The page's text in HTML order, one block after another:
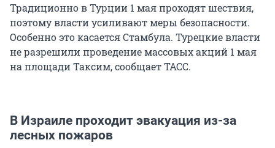
Традиционно в Турции 1 мая проходят шествия,
поэтому власти усиливают меры безопасности.
Особенно это касается Стамбула. Турецкие власти
не разрешили проведение массовых акций 1 мая
на площади Таксим, сообщает ТАСС.
В Израиле проходит эвакуация из-за
лесных пожаров